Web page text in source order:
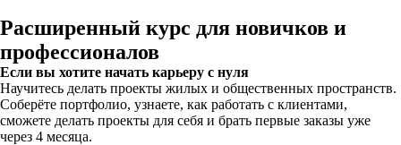
Расширенный курс для новичков и
профессионалов
Если вы хотите начать карьеру с нуля
Научитесь делать проекты жилых и общественных пространств.
Соберёте портфолио, узнаете, как работать с клиентами,
сможете делать проекты для себя и брать первые заказы уже
через 4 месяца.